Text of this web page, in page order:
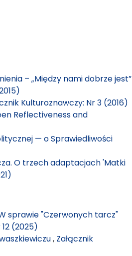
– „Między nami dobrze jest”
Kulturoznawczy: Nr 3 (2016)
Reflectiveness and
— o Sprawiedliwości
O trzech adaptacjach 'Matki
sprawie "Czerwonych tarcz"
(2025)
, Załącznik